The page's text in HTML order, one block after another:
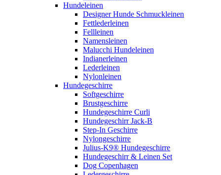
Hundeleinen
Designer Hunde Schmuckleinen
Fettlederleinen
Fellleinen
Namensleinen
Malucchi Hundeleinen
Indianerleinen
Lederleinen
Nylonleinen
Hundegeschirre
Softgeschirre
Brustgeschirre
Hundegeschirre Curli
Hundegeschirr Jack-B
Step-In Geschirre
Nylongeschirre
Julius-K9® Hundegeschirre
Hundegeschirr & Leinen Set
Dog Copenhagen